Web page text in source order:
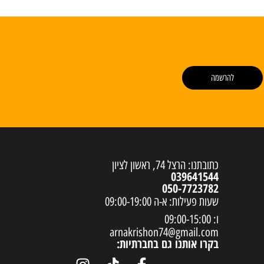
להרשמה
כתובתנו: הרצל 74, ראשון לציון
039641544
050-7723782
שעות פעילות: א-ה 09:00-19:00
ו: 09:00-15:00
arnakrishon74@gmail.com
בקרו אותנו גם בחברתיות: